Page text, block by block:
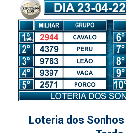
Loteria dos